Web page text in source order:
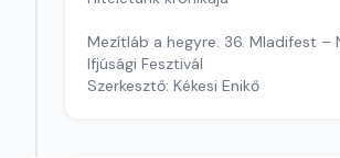
Mezítláb a hegyre. 36. Mladifest –
Ifjúsági Fesztivál
Szerkesztő: Kékesi Enikő